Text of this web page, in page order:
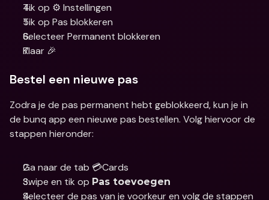
Tik op ⚙️ Instellingen
Tik op Pas blokkeren
Selecteer Permanent blokkeren
Klaar 🎉
Bestel een nieuwe pas
Zodra je de pas permanent hebt geblokkeerd, kun je in
de bunq app een nieuwe pas bestellen. Volg hiervoor de
stappen hieronder:
Ga naar de tab 💳Cards
Swipe en tik op Pas toevoegen
Selecteer de pas van je voorkeur en volg de stappen